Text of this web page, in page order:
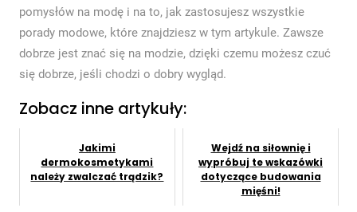
pomysłów na modę i na to, jak zastosujesz wszystkie
porady modowe, które znajdziesz w tym artykule. Zawsze
dobrze jest znać się na modzie, dzięki czemu możesz czuć
się dobrze, jeśli chodzi o dobry wygląd.
Zobacz inne artykuły:
Jakimi
dermokosmetykami
należy zwalczać trądzik?
Wejdź na siłownię i
wypróbuj te wskazówki
dotyczące budowania
mięśni!